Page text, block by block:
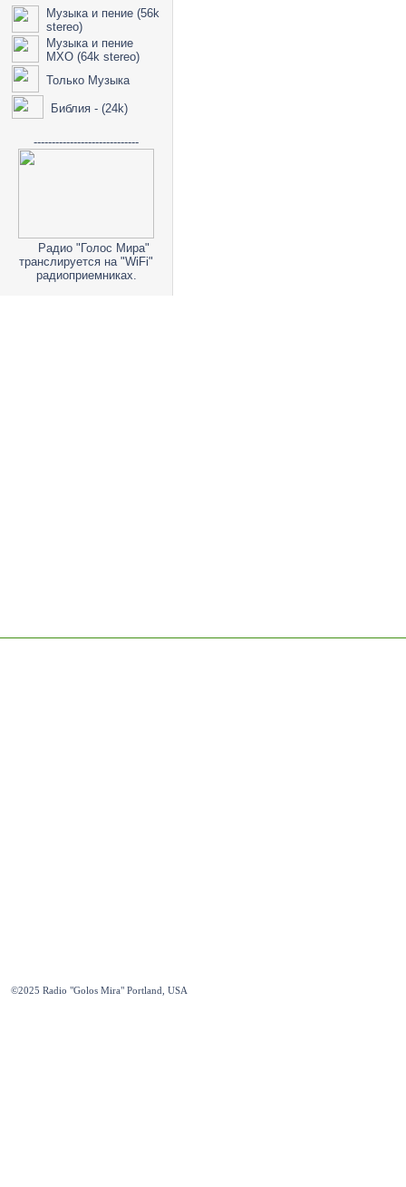
Музыка и пение (56k
stereo)
Музыка и пение
МХО (64k stereo)
Только Музыка
Библия - (24k)
-----------------------------
Радио "Голос Мира"
транслируется на "WiFi"
радиоприемниках.
©2025 Radio "Golos Mira" Portland, USA